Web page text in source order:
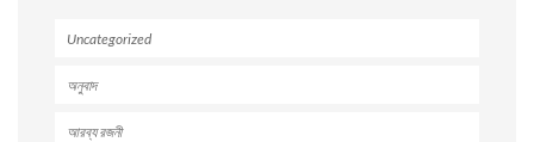
Uncategorized
অনুবাদ
আরব্য রজনী